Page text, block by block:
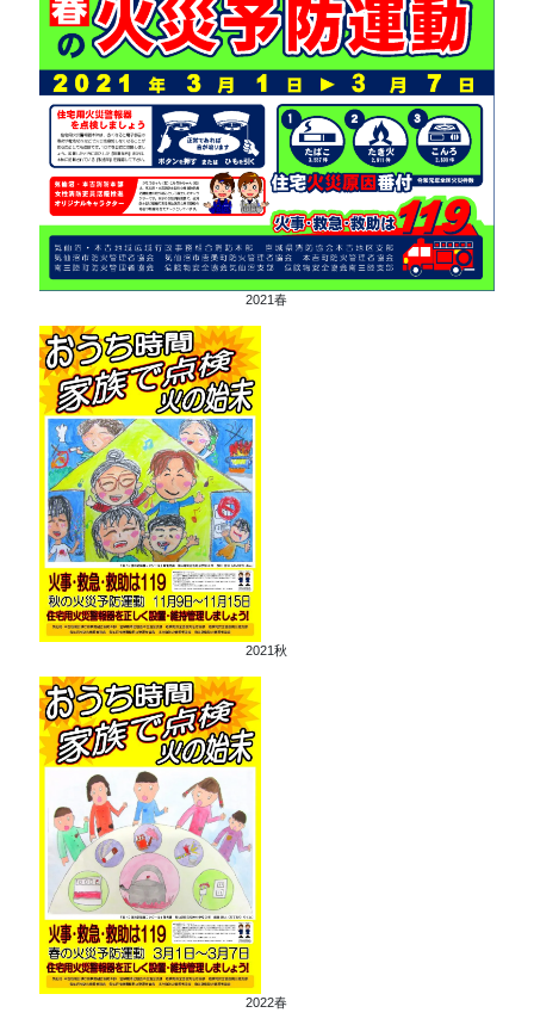
2021春
2021秋
2022春